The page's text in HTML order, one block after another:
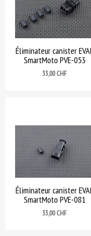
Éliminateur canister
SmartMoto PVE-053
Prix
33,00 CHF
Éliminateur canister
SmartMoto PVE-081
Prix
33,00 CHF